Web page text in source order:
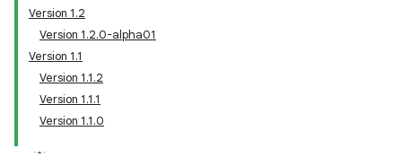
Version 1.2
Version 1.2.0-alpha01
Version 1.1
Version 1.1.2
Version 1.1.1
Version 1.1.0